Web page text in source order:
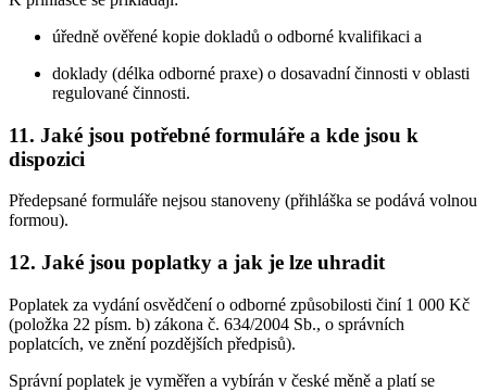
úředně ověřené kopie dokladů o odborné kvalifikaci a
doklady (délka odborné praxe) o dosavadní činnosti v oblasti
regulované činnosti.
11. Jaké jsou potřebné formuláře a kde jsou k
dispozici
Předepsané formuláře nejsou stanoveny (přihláška se podává volnou
formou).
12. Jaké jsou poplatky a jak je lze uhradit
Poplatek za vydání osvědčení o odborné způsobilosti činí 1 000 Kč
(položka 22 písm. b) zákona č. 634/2004 Sb., o správních
poplatcích, ve znění pozdějších předpisů).
Správní poplatek je vyměřen a vybírán v české měně a platí se